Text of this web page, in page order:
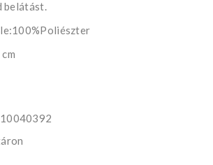
belátást.